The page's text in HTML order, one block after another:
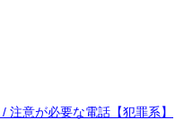
注意が必要な電話【犯罪系】